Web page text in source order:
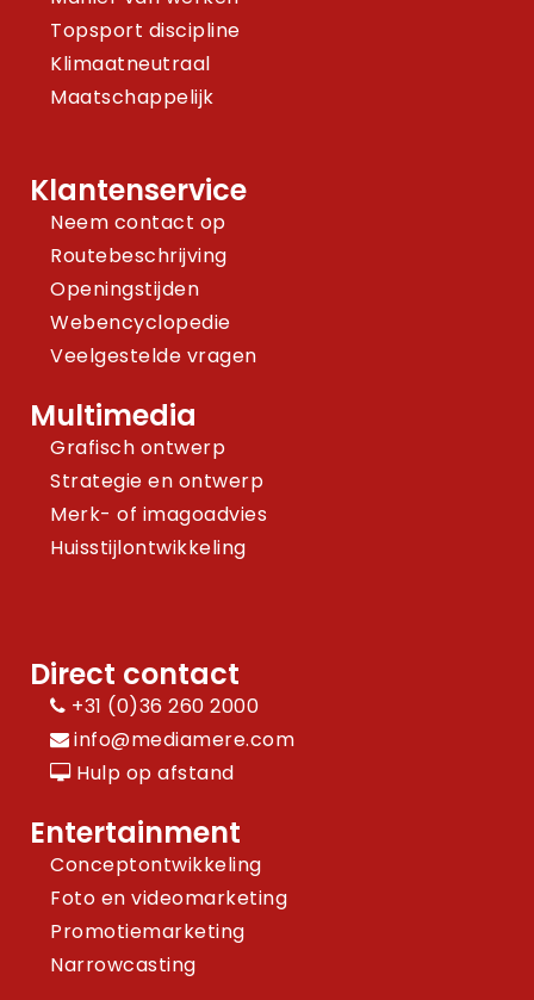
Topsport discipline
Klimaatneutraal
Maatschappelijk
Klantenservice
Neem contact op
Routebeschrijving
Openingstijden
Webencyclopedie
Veelgestelde vragen
Multimedia
Grafisch ontwerp
Strategie en ontwerp
Merk- of imagoadvies
Huisstijlontwikkeling
Direct contact
+31 (0)36 260 2000
info@mediamere.com
Hulp op afstand
Entertainment
Conceptontwikkeling
Foto en videomarketing
Promotiemarketing
Narrowcasting